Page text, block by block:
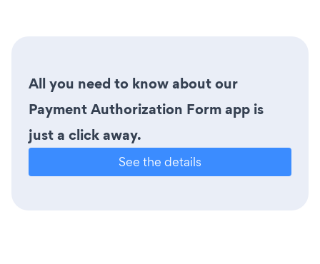
All you need to know about our
Payment Authorization Form app is
just a click away.
See the details